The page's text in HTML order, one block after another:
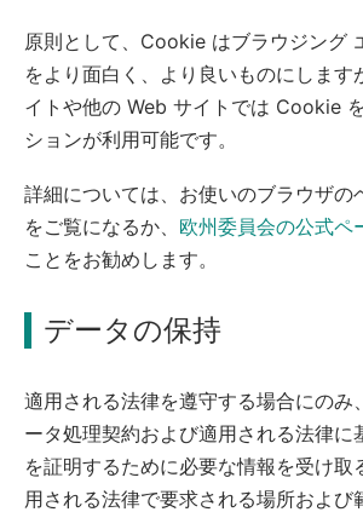
原則として、Cookie はブラウジング
をより面白く、より良いものにします
イトや他の Web サイトでは Cookie
ションが利用可能です。
詳細については、お使いのブラウザの
をご覧になるか、 欧州委員会の公式ペ
ことをお勧めします。
データの保持
適用される法律を遵守する場合にのみ
ータ処理契約および適用される法律に
を証明するために必要な情報を受け取
用される法律で要求される場所および